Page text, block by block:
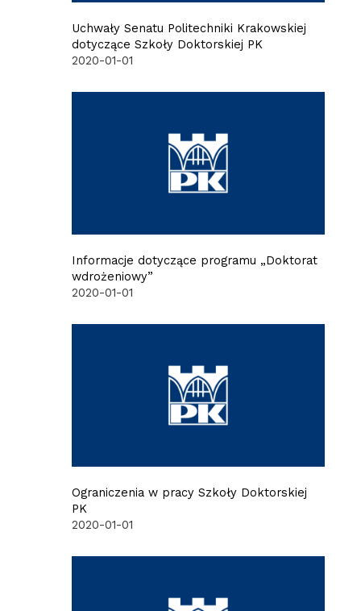
Uchwały Senatu Politechniki Krakowskiej
dotyczące Szkoły Doktorskiej PK
2020-01-01
Informacje dotyczące programu „Doktorat
wdrożeniowy”
2020-01-01
Ograniczenia w pracy Szkoły Doktorskiej
PK
2020-01-01